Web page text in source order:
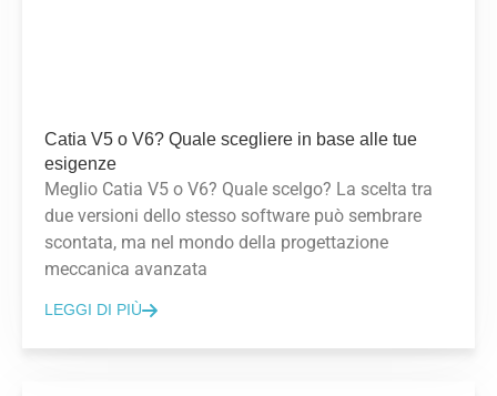
Catia V5 o V6? Quale scegliere in base alle tue
esigenze
Meglio Catia V5 o V6? Quale scelgo? La scelta tra
due versioni dello stesso software può sembrare
scontata, ma nel mondo della progettazione
meccanica avanzata
LEGGI DI PIÙ